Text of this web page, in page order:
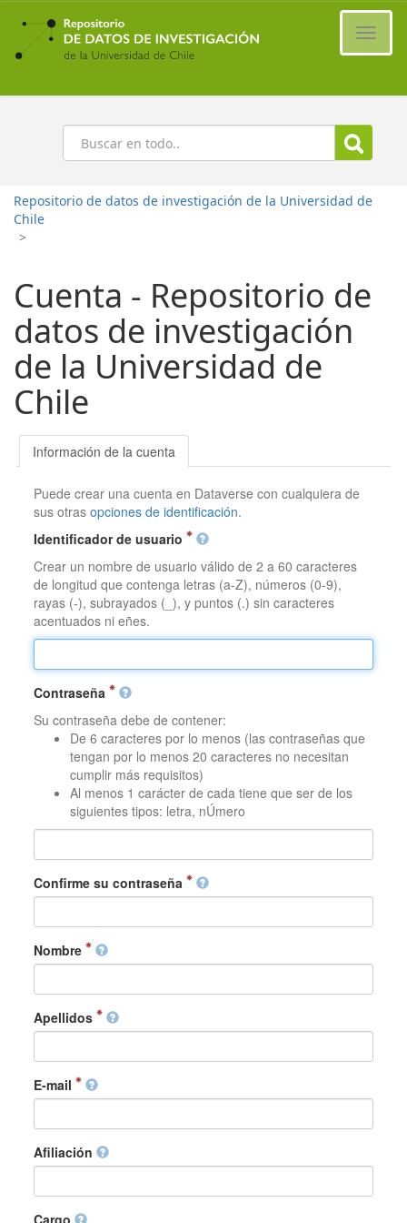
Ir
contenido
principal
Buscar
Repositorio de datos de investigación de la Universidad de
Chile
>
Cuenta - Repositorio de
datos de investigación
de la Universidad de
Chile
Información de la cuenta
Puede crear una cuenta en Dataverse con cualquiera de
sus otrasopciones de identificación.
Identificador de usuario
Crear un nombre de usuario válido de 2 a 60 caracteres
de longitud que contenga letras (a-Z), números (0-9),
rayas (-), subrayados (_), y puntos (.) sin caracteres
acentuados ni eñes.
Contraseña
Su contraseña debe de contener:
De 6 caracteres por lo menos (las contraseñas que
tengan por lo menos 20 caracteres no necesitan
cumplir más requisitos)
Al menos 1 carácter de cada tiene que ser de los
siguientes tipos: letra, nÚmero
Confirme su contraseña
Nombre
Apellidos
E-mail
Afiliación
Cargo